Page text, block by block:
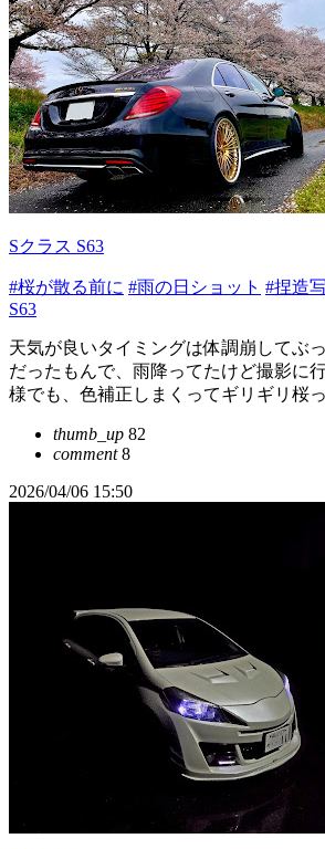
Sクラス S63
#桜が散る前に #雨の日ショット #捏造
S63
天気が良いタイミングは体調崩してぶ
だったもんで、雨降ってたけど撮影に
様でも、色補正しまくってギリギリ桜
thumb_up 82
comment8
2026/04/06 15:50